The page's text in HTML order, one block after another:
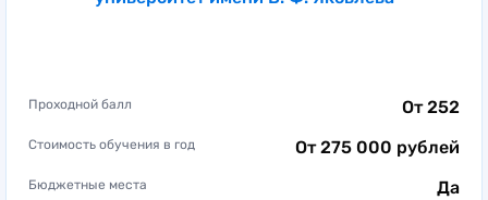
Проходной балл От 252
Стоимость обучения в год От 275 000 рублей
Бюджетные места Да